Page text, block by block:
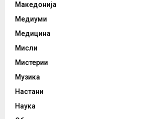
Македонија
Медиуми
Медицина
Мисли
Мистерии
Музика
Настани
Наука